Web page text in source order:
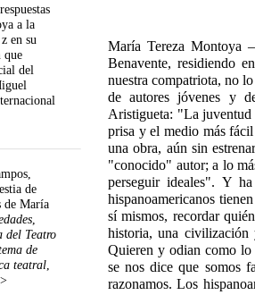
a la
en su
que
del
de
de María
del Teatro
de
teatral
María Tereza Montoya
Benavente, residiendo
nuestra compatriota, no
de autores jóvenes y
Aristigueta: "La juventud
prisa y el medio más
una obra, aún sin
"conocido" autor; a lo
perseguir ideales". Y
hispanoamericanos
sí mismos, recordar
historia, una civilización
Quieren y odian como lo
se nos dice que somos
razonamos. Los